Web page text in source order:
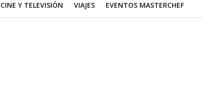
CINE Y TELEVISIÓN VIAJES EVENTOS MASTERCHEF